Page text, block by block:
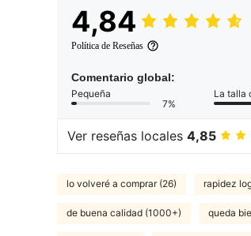
4,84
Política de Reseñas
Comentario global:
Pequeña
7%
La talla
Ver reseñas locales 4,85
lo volveré a comprar (26) rapidez
de buena calidad (1000+) queda